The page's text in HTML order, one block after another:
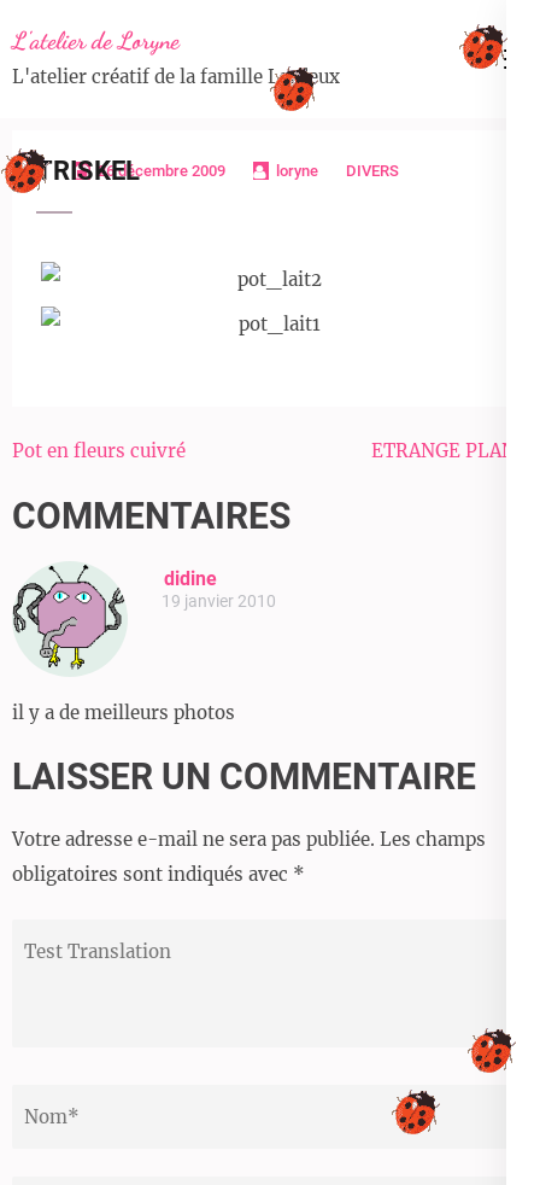
au
contenu
Entrée)
L'atelier de Loryne
L'atelier créatif de la famille Lardeux
26 décembre 2009 loryne DIVERS
TRISKEL
Navigation
l’article
Pot en fleurs cuivré ETRANGE PLANT
COMMENTAIRES
didine
19 janvier 2010
il y a de meilleurs photos
LAISSER UN COMMENTAIRE
Votre adresse e-mail ne sera pas publiée. Les champs
obligatoires sont indiqués avec *